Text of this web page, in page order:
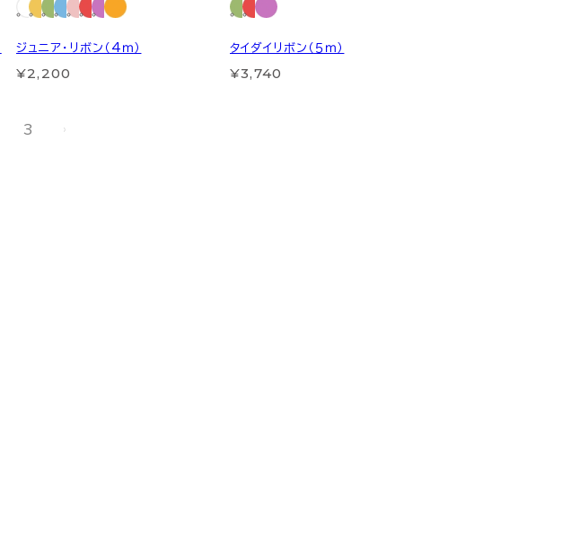
ジュニア・リボン（4ｍ）
¥2,200
タイダイリボン（５ｍ）
¥3,740
3